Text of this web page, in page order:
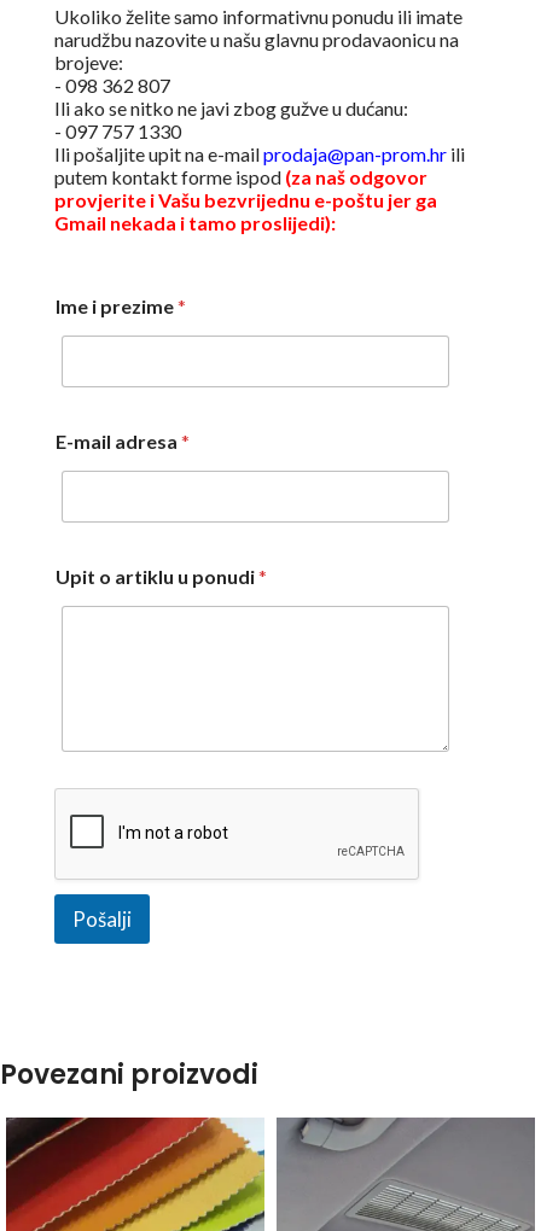
Ukoliko želite samo informativnu ponudu ili imate
narudžbu nazovite u našu glavnu prodavaonicu na
brojeve:
- 098 362 807
Ili ako se nitko ne javi zbog gužve u dućanu:
- 097 757 1330
Ili pošaljite upit na e-mailprodaja@pan-prom.hrili
putem kontakt forme ispod (za naš odgovor
provjerite i Vašu bezvrijednu e-poštu jer ga
Gmail nekada i tamo proslijedi):
Ime i prezime*
E-mail adresa *
Upit o artiklu u ponudi*
Pošalji
Povezani proizvodi